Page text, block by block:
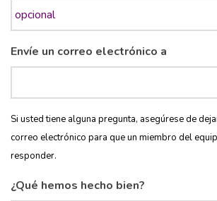
Envíe un correo electrónico a
Si usted tiene alguna pregunta, asegúrese de
correo electrónico para que un miembro del
responder.
¿Qué hemos hecho bien?